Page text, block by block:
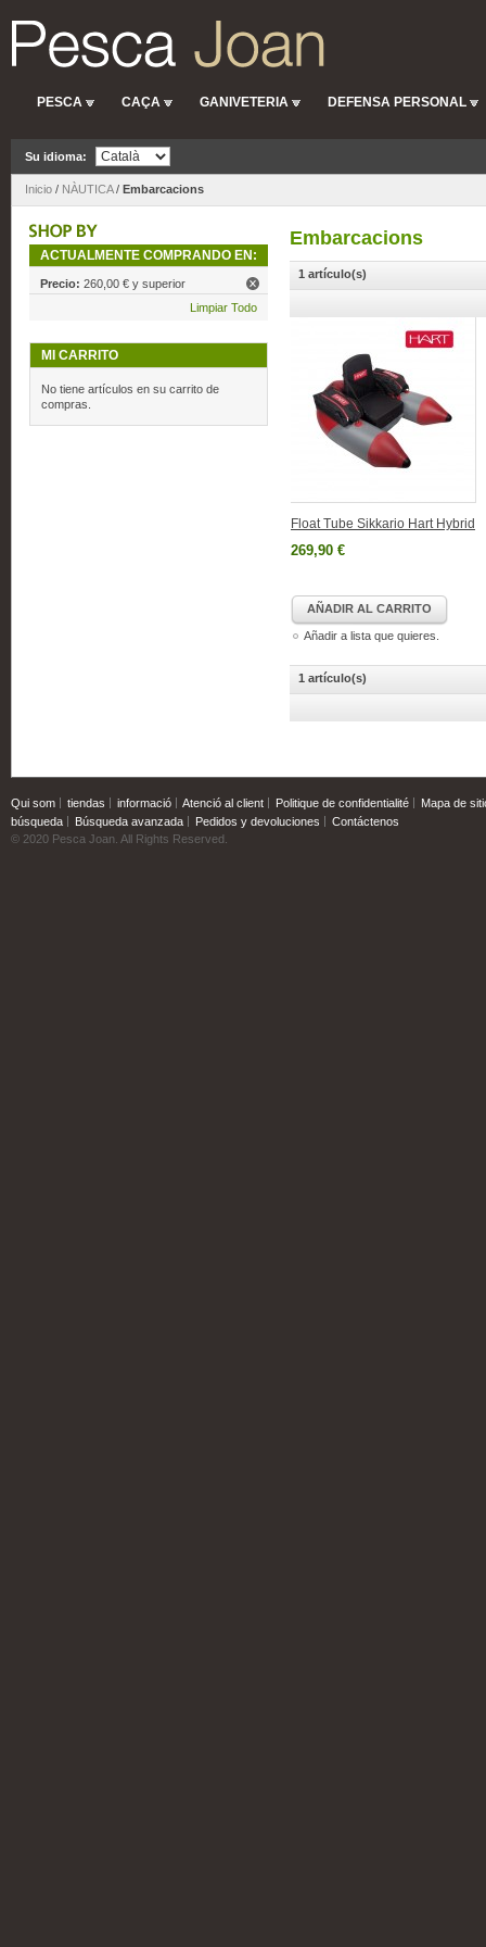
PESCA CAÇA GANIVETERIA DEFENSA PERSONAL
Su idioma:
Inicio / NÀUTICA / Embarcacions
Embarcacions
1 artículo(s)
Float Tube Sikkario Hart Hybrid
269,90 €
AÑADIR AL CARRITO
Añadir a lista que quieres.
1 artículo(s)
ACTUALMENTE COMPRANDO EN:
Precio: 260,00 € y superior
Limpiar Todo
MI CARRITO
No tiene artículos en su carrito de
compras.
Qui som tiendas informació Atenció al client Politique de confidentialité
Mapa de
búsqueda
Búsqueda avanzada Pedidos y devoluciones
Contáctenos
© 2020 Pesca Joan. All Rights Reserved.